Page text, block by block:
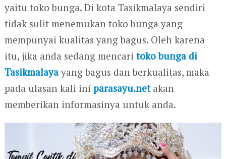
yaitu toko bunga. Di kota Tasikmalaya sendiri
tidak sulit menemukan toko bunga yang
mempunyai kualitas yang bagus. Oleh karena
itu, jika anda sedang mencari toko bunga di
Tasikmalayayang bagus dan berkualitas, maka
pada ulasan kali ini parasayu.netakan
memberikan informasinya untuk anda.